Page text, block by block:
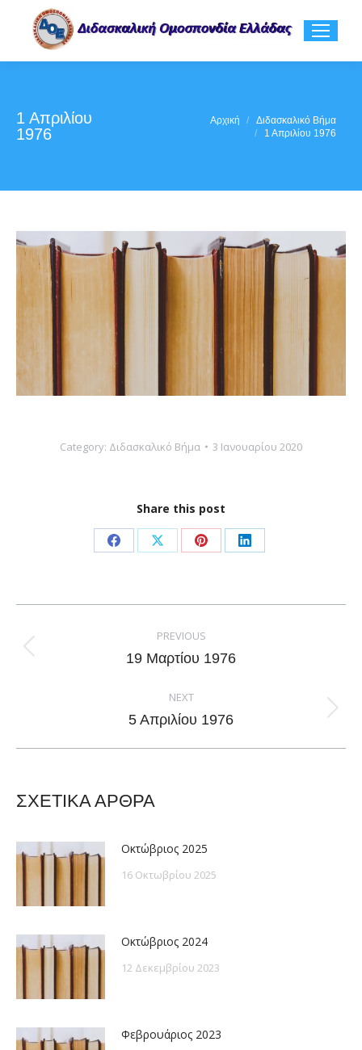
1 Απριλίου
1976
Αρχική
Διδασκαλικό Βήμα
1 Απριλίου 1976
Category: Διδασκαλικό Βήμα 3 Ιανουαρίου 2020
Share this post
Share
Facebook
Share
X
Share
Pinterest
Share
LinkedIn
navigation
PREVIOUS
Previous
19 Μαρτίου 1976
NEXT
Next
5 Απριλίου 1976
ΣΧΕΤΙΚΑ ΑΡΘΡΑ
Οκτώβριος 2025
16 Οκτωβρίου 2025
Οκτώβριος 2024
12 Δεκεμβρίου 2023
Φεβρουάριος 2023